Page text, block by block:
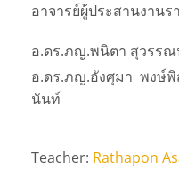
อาจารย์ผู้ประสานงานร
อ.ดร.ภญ.พนิตา สุวรรณ
อ.ดร.ภญ.อังศุมา พงษ์
นันท์
Teacher: Rathapon